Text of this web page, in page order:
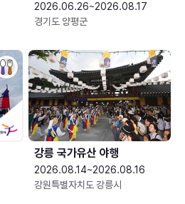
2026.06.26~2026.08.17
경기도 양평군
강릉 국가유산 야행
2026.08.14~2026.08.16
강원특별자치도 강릉시